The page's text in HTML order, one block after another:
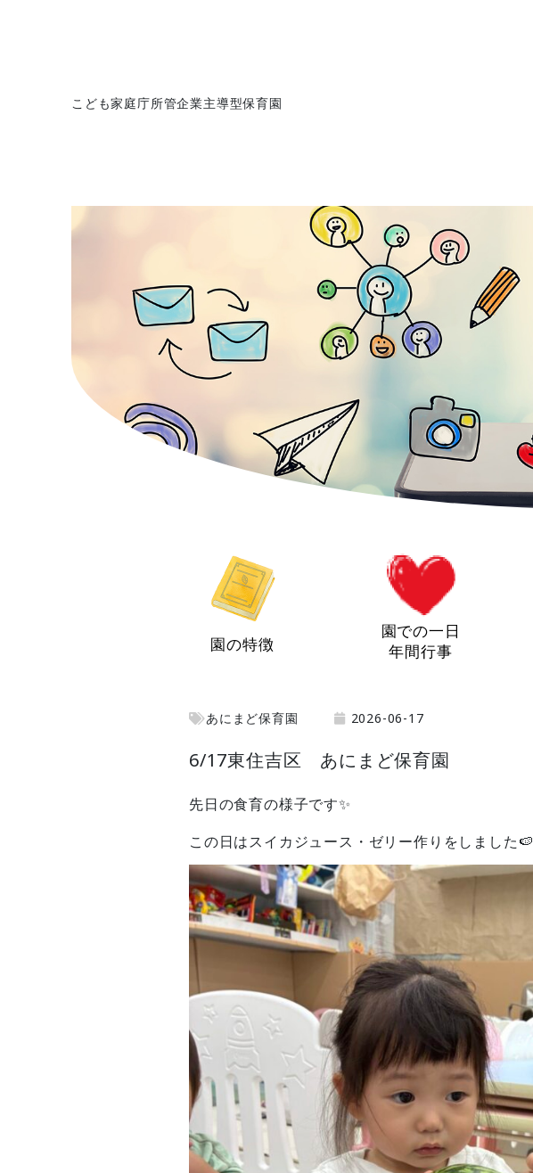
こども家庭庁所管企業主導型保育園
園の特徴
園での一日
年間行事
あにまど保育園 2026-06-17
6/17東住吉区 あにまど保育園
先日の食育の様子です✨
この日はスイカジュース・ゼリー作りをしました🍉